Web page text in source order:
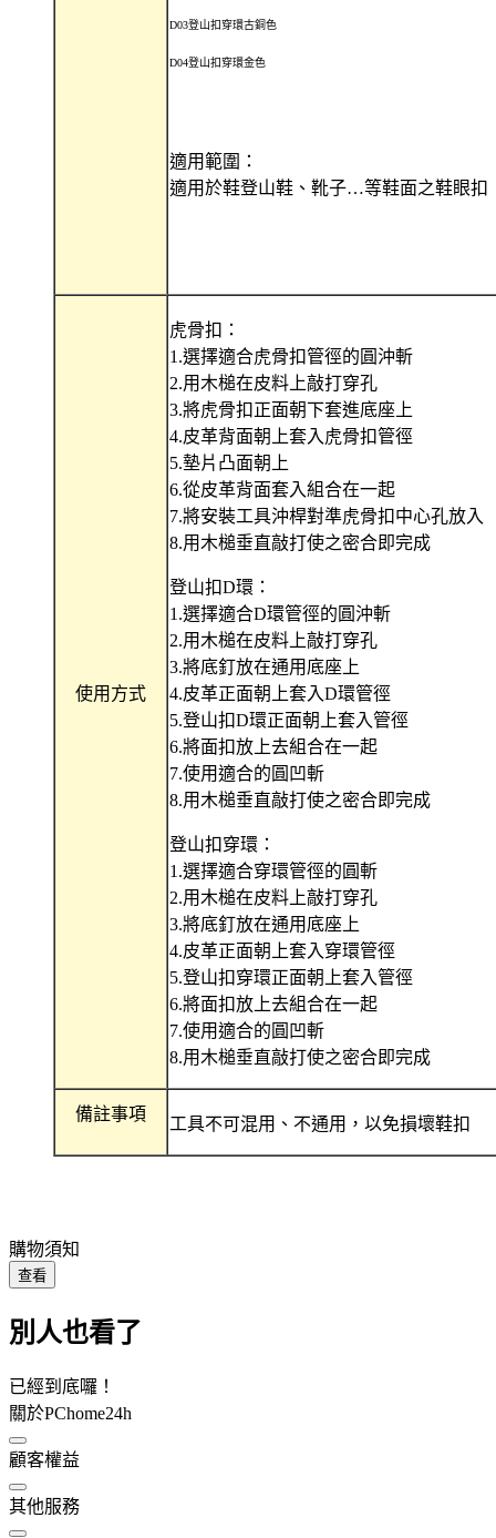
D03登山扣穿環古銅色
D04登山扣穿環金色
適用範圍：
適用於鞋登山鞋、靴子…等鞋面之鞋眼扣
使用方式
虎骨扣：
1.選擇適合虎骨扣管徑的圓沖斬
2.用木槌在皮料上敲打穿孔
3.將虎骨扣正面朝下套進底座上
4.皮革背面朝上套入虎骨扣管徑
5.墊片凸面朝上
6.從皮革背面套入組合在一起
7.將安裝工具沖桿對準虎骨扣中心孔放入
8.用木槌垂直敲打使之密合即完成
登山扣D環：
1.選擇適合D環管徑的圓沖斬
2.用木槌在皮料上敲打穿孔
3.將底釘放在通用底座上
4.皮革正面朝上套入D環管徑
5.登山扣D環正面朝上套入管徑
6.將面扣放上去組合在一起
7.使用適合的圓凹斬
8.用木槌垂直敲打使之密合即完成
登山扣穿環：
1.選擇適合穿環管徑的圓斬
2.用木槌在皮料上敲打穿孔
3.將底釘放在通用底座上
4.皮革正面朝上套入穿環管徑
5.登山扣穿環正面朝上套入管徑
6.將面扣放上去組合在一起
7.使用適合的圓凹斬
8.用木槌垂直敲打使之密合即完成
備註事項
工具不可混用、不通用，以免損壞鞋扣
購物須知
查看
別人也看了
已經到底囉！
關於PChome24h
顧客權益
其他服務